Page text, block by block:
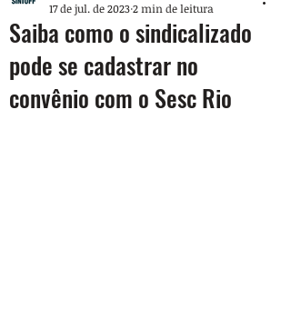
Saiba como o sindicalizado
pode se cadastrar no
convênio com o Sesc Rio
17 de jul. de 20232 min de leitura